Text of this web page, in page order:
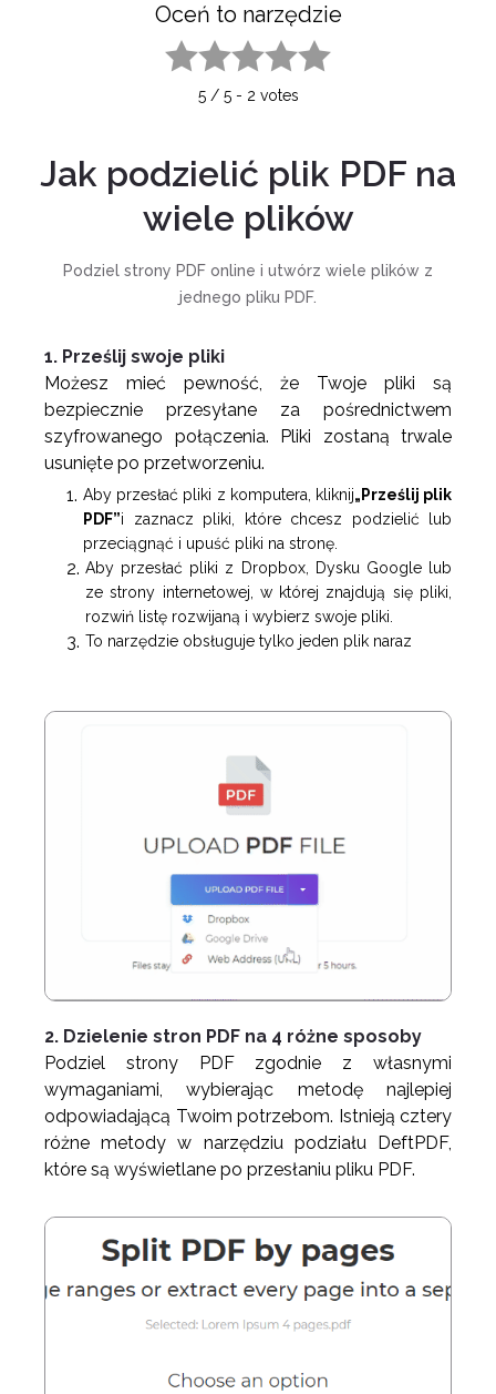
Oceń to narzędzie
5/ 5- 2 votes
Jak podzielić plik PDF na
wiele plików
Podziel strony PDF online i utwórz wiele plików z
jednego pliku PDF.
1. Prześlij swoje pliki
Możesz mieć pewność, że Twoje pliki są
bezpiecznie przesyłane za pośrednictwem
szyfrowanego połączenia. Pliki zostaną trwale
usunięte po przetworzeniu.
Aby przesłać pliki z komputera, kliknij„Prześlij plik
PDF”i zaznacz pliki, które chcesz podzielić lub
przeciągnąć i upuść pliki na stronę.
Aby przesłać pliki z Dropbox, Dysku Google lub
ze strony internetowej, w której znajdują się pliki,
rozwiń listę rozwijaną i wybierz swoje pliki.
To narzędzie obsługuje tylko jeden plik naraz
2. Dzielenie stron PDF na 4 różne sposoby
Podziel strony PDF zgodnie z własnymi
wymaganiami, wybierając metodę najlepiej
odpowiadającą Twoim potrzebom. Istnieją cztery
różne metody w narzędziu podziału DeftPDF,
które są wyświetlane po przesłaniu pliku PDF.